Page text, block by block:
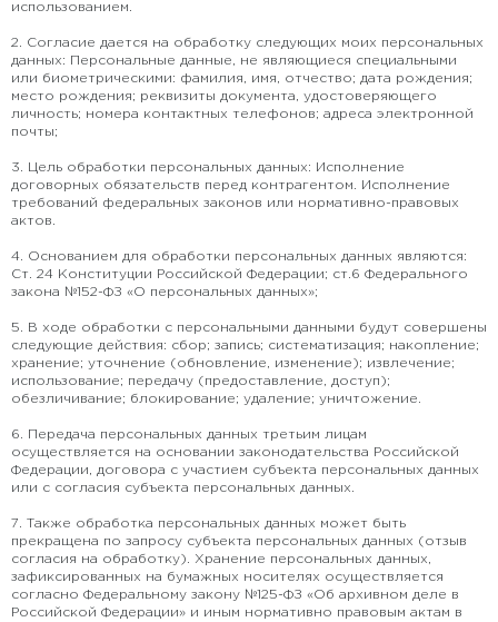
использованием.
2. Согласие дается на обработку следующих моих персональных
данных: Персональные данные, не являющиеся специальными
или биометрическими: фамилия, имя, отчество; дата рождения;
место рождения; реквизиты документа, удостоверяющего
личность; номера контактных телефонов; адреса электронной
почты;
3. Цель обработки персональных данных: Исполнение
договорных обязательств перед контрагентом. Исполнение
требований федеральных законов или нормативно-правовых
актов.
4. Основанием для обработки персональных данных являются:
Ст. 24 Конституции Российской Федерации; ст.6 Федерального
закона №152-ФЗ «О персональных данных»;
5. В ходе обработки с персональными данными будут совершены
следующие действия: сбор; запись; систематизация; накопление;
хранение; уточнение (обновление, изменение); извлечение;
использование; передачу (предоставление, доступ);
обезличивание; блокирование; удаление; уничтожение.
6. Передача персональных данных третьим лицам
осуществляется на основании законодательства Российской
Федерации, договора с участием субъекта персональных данных
или с согласия субъекта персональных данных.
7. Также обработка персональных данных может быть
прекращена по запросу субъекта персональных данных (отзыв
согласия на обработку). Хранение персональных данных,
зафиксированных на бумажных носителях осуществляется
согласно Федеральному закону №125-ФЗ «Об архивном деле в
Российской Федерации» и иным нормативно правовым актам в